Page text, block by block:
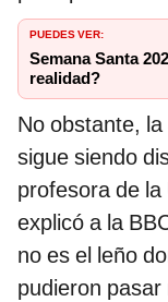
PUEDES VER:
Semana Santa
realidad?
No obstante, la
sigue siendo
profesora de
explicó a la
no es el leño
pudieron pasar